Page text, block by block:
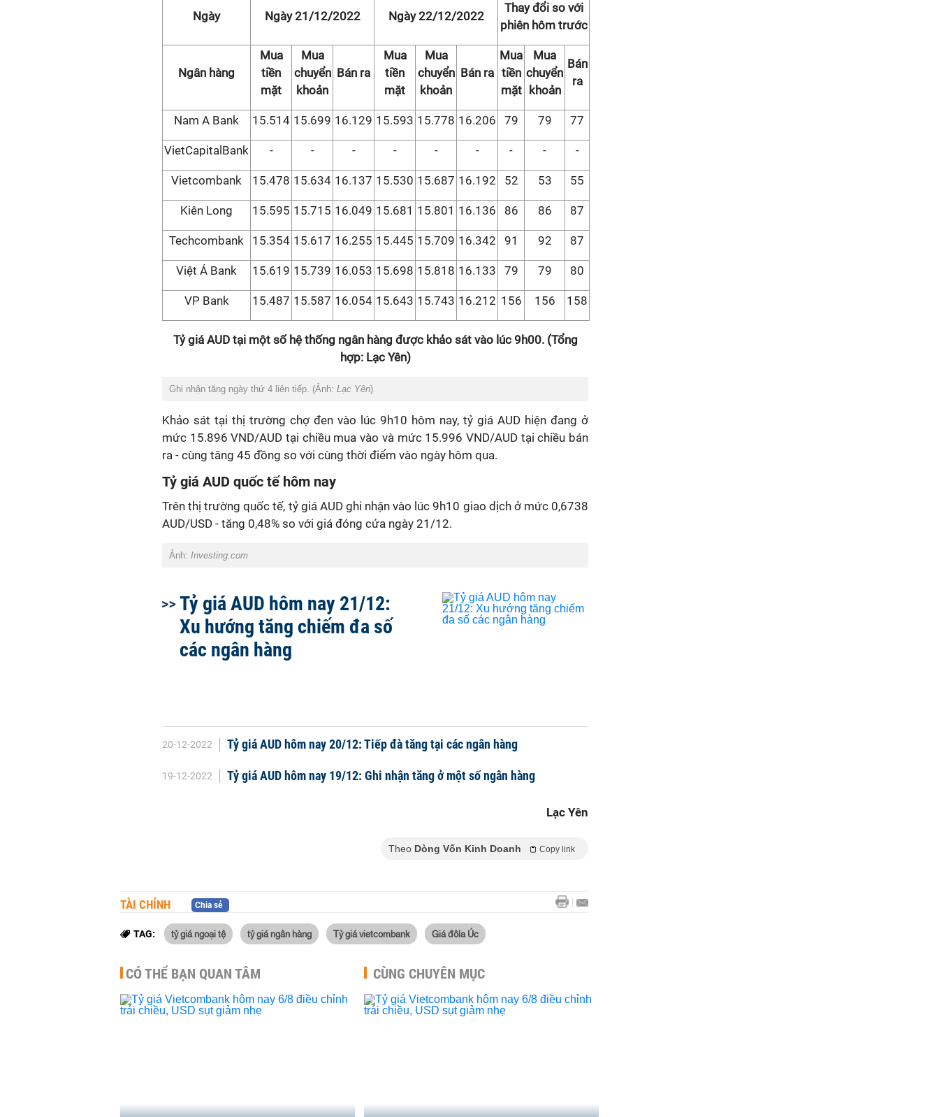
Ngày Ngày 21/12/2022 Ngày 22/12/2022
Thay đổi so với
phiên hôm trước
Ngân hàng
Mua
tiền
mặt
Mua
chuyển
khoản
Bán ra
Mua
tiền
mặt
Mua
chuyển
khoản
Bán ra
Mua
tiền
mặt
Mua
chuyển
khoản
Bán
ra
Nam A Bank 15.514 15.699 16.129 15.593 15.778 16.206 79 79 77
VietCapitalBank - - - - - - - - -
Vietcombank 15.478 15.634 16.137 15.530 15.687 16.192 52 53 55
Kiên Long 15.595 15.715 16.049 15.681 15.801 16.136 86 86 87
Techcombank 15.354 15.617 16.255 15.445 15.709 16.342 91 92 87
Việt Á Bank 15.619 15.739 16.053 15.698 15.818 16.133 79 79 80
VP Bank 15.487 15.587 16.054 15.643 15.743 16.212 156 156 158
Tỷ giá AUD tại một số hệ thống ngân hàng được khảo sát vào lúc 9h00. (Tổng
hợp: Lạc Yên)
Ghi nhận tăng ngày thứ 4 liên tiếp. (Ảnh: Lạc Yên)
Khảo sát tại thị trường chợ đen vào lúc 9h10 hôm nay, tỷ giá AUD hiện đang ở
mức 15.896 VND/AUD tại chiều mua vào và mức 15.996 VND/AUD tại chiều bán
ra - cùng tăng 45 đồng so với cùng thời điểm vào ngày hôm qua.
Tỷ giá AUD quốc tế hôm nay
Trên thị trường quốc tế, tỷ giá AUD ghi nhận vào lúc 9h10 giao dịch ở mức 0,6738
AUD/USD - tăng 0,48% so với giá đóng cửa ngày 21/12.
Ảnh: Investing.com
Tỷ giá AUD hôm nay 21/12:
Xu hướng tăng chiếm đa số
các ngân hàng
20-12-2022 Tỷ giá AUD hôm nay 20/12: Tiếp đà tăng tại các ngân hàng
19-12-2022 Tỷ giá AUD hôm nay 19/12: Ghi nhận tăng ở một số ngân hàng
Lạc Yên
Theo Dòng Vốn Kinh Doanh Copy link
TÀI CHÍNH Chia sẻ
TAG: tỷ giá ngoại tệ tỷ giá ngân hàng Tỷ giá vietcombank Giá đôla Úc
CÓ THỂ BẠN QUAN TÂM CÙNG CHUYÊN MỤC